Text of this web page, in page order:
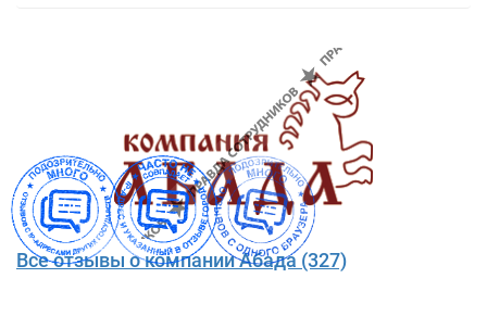
Все отзывы о компании Абада (327)